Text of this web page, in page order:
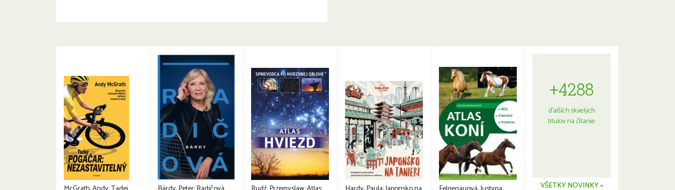
+4288
ďalších skvelých
titulov na čítanie
VŠETKY NOVINKY »